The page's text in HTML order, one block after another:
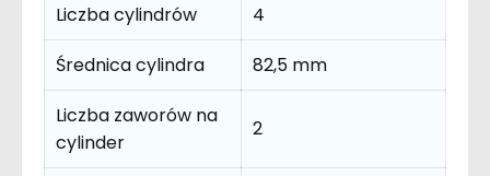
Liczba cylindrów
4
Średnica cylindra
82,5 mm
Liczba zaworów na
cylinder
2